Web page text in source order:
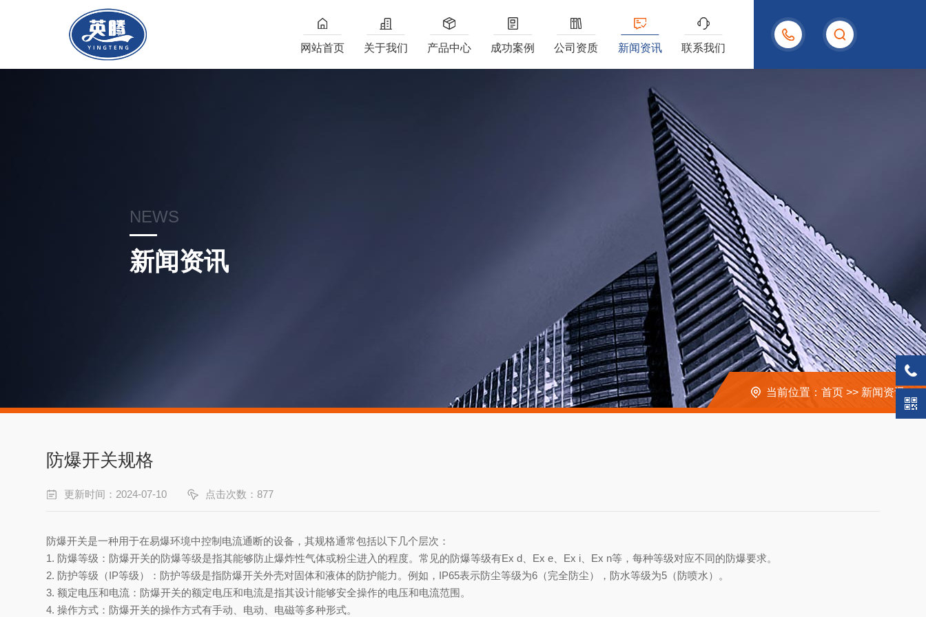
15958004480
网站首页 关于我们 产品中心 成功案例 公司资质 新闻资讯 联系我们
NEWS
新闻资讯
当前位置：首页 >> 新闻资讯>>
防爆开关规格
更新时间：2024-07-10 点击次数：877
防爆开关是一种用于在易爆环境中控制电流通断的设备，其规格通常包括以下几个层次：
1. 防爆等级：防爆开关的防爆等级是指其能够防止爆炸性气体或粉尘进入的程度。常见的防爆等级有Ex d、Ex e、Ex i、Ex n等，每种等级对应不同的防爆要求。
2. 防护等级（IP等级）：防护等级是指防爆开关外壳对固体和液体的防护能力。例如，IP65表示防尘等级为6（完全防尘），防水等级为5（防喷水）。
3. 额定电压和电流：防爆开关的额定电压和电流是指其设计能够安全操作的电压和电流范围。
4. 操作方式：防爆开关的操作方式有手动、电动、电磁等多种形式。